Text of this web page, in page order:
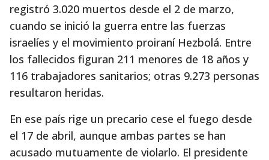
registró 3.020 muertos desde el 2 de marzo,
cuando se inició la guerra entre las fuerzas
israelíes y el movimiento proiraní Hezbolá. Entre
los fallecidos figuran 211 menores de 18 años y
116 trabajadores sanitarios; otras 9.273 personas
resultaron heridas.
En ese país rige un precario cese el fuego desde
el 17 de abril, aunque ambas partes se han
acusado mutuamente de violarlo. El presidente